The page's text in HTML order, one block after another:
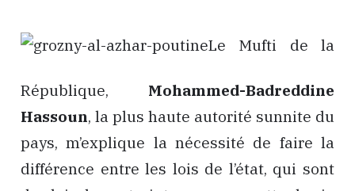
Le Mufti de la
République, Mohammed-Badreddine
Hassoun, la plus haute autorité sunnite du
pays, m’explique la nécessité de faire la
différence entre les lois de l’état, qui sont